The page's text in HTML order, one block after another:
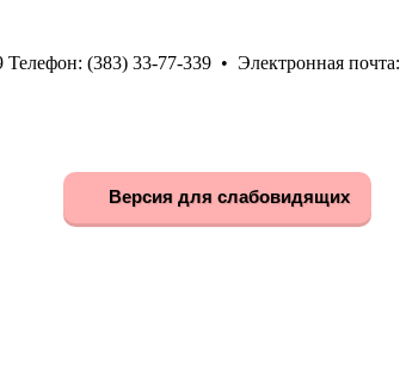
(383) 33-77-339 • Электронная почта:
Версия для слабовидящих